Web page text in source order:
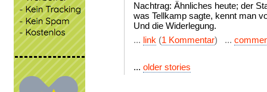
Nachtrag: Ähnliches heute; der
was Tellkamp sagte, kennt man
Und die Widerlegung.
... link (1 Kommentar) ...
... older stories